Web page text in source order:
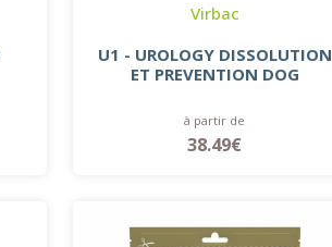
Virbac
U1 - UROLOGY DISSOLUTION
ET PREVENTION DOG
à partir de
38.49€